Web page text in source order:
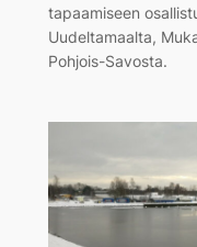
tapaamiseen
Uudeltamaalta,
Pohjois-Savosta.